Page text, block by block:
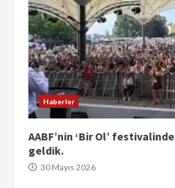
Haberler
AABF’nin ‘Bir Ol’
geldik.
30 Mayıs 2026